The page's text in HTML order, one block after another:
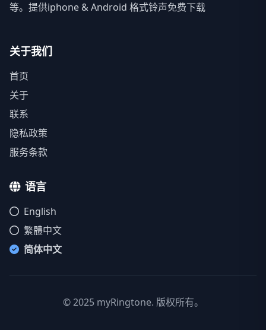
等。提供iphone & Android 格式铃声免费下载
关于我们
首页
关于
联系
隐私政策
服务条款
语言
English
繁體中文
简体中文
© 2025 myRingtone. 版权所有。